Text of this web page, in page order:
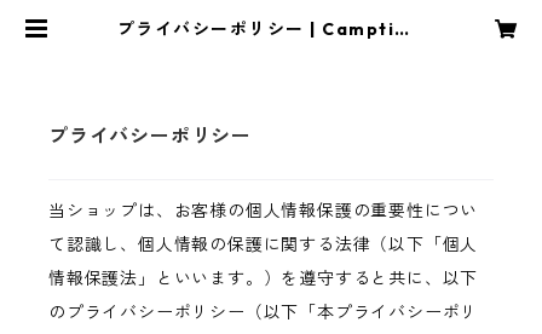
プライバシーポリシー | Camptime
プライバシーポリシー
当ショップは、お客様の個人情報保護の重要性につい
て認識し、個人情報の保護に関する法律（以下「個人
情報保護法」といいます。）を遵守すると共に、以下
のプライバシーポリシー（以下「本プライバシーポリ